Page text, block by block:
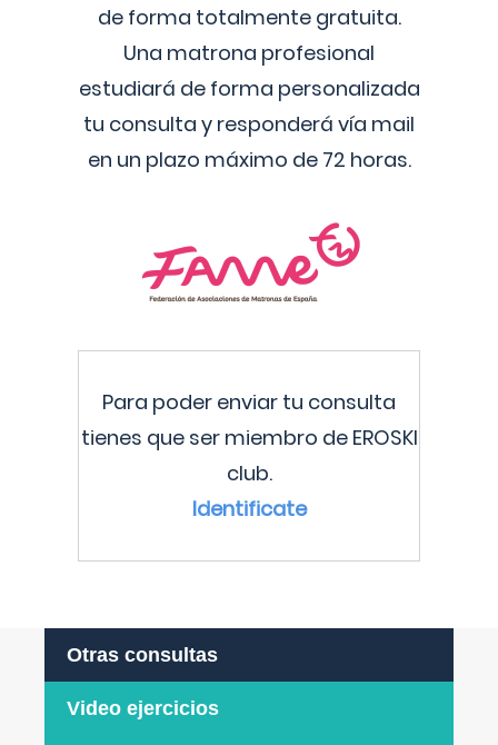
de forma totalmente gratuita.
Una matrona profesional
estudiará de forma personalizada
tu consulta y responderá vía mail
en un plazo máximo de 72 horas.
Para poder enviar tu consulta
tienes que ser miembro de EROSKI
club.
Identificate
Otras consultas
Video ejercicios